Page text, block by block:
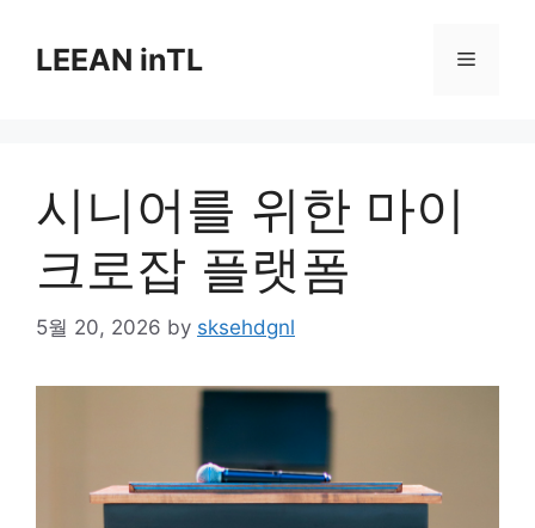
contentLEEAN inTL Menu
시니어를 위한 마이
크로잡 플랫폼
5월 20, 2026 by sksehdgnl